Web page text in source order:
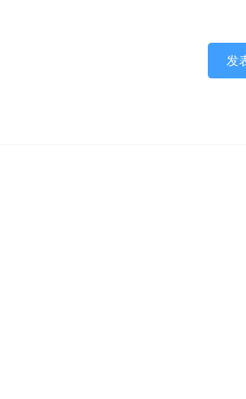
发